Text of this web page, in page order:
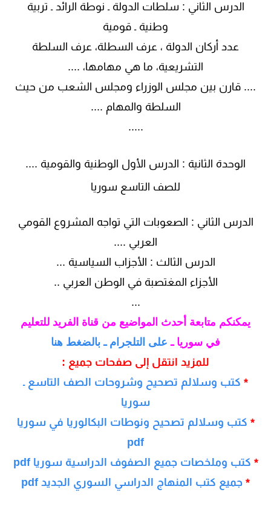
الدرس الثاني : سلطات الدولة ـ نوطة الرائد ـ تربية
وطنية ـ قومية
عدد أركان الدولة ، عرف السطلة، عرف السلطة
التشريعية، ما هي مهامها، ....
.... قارن بين مجلس الوزراء ومجلس الشعب من حيث
السلطة والمهام ....
.....
الوحدة الثانية : الدرس الأول الوطنية والقومية ....
للصف التاسع سوريا
الدرس الثاني : الصعوبات التي تواجه المشروع القومي
العربي ....
الدرس الثالث : الأجزاب السياسية ...
الأجزاء المغتصبة في الوطن العربي ..
...
يمكنكم متابعة أحدث المواضيع من قناة الفريد للتعليم
في سوريا ـ على التلجرام ـ بالضغط هنا
للمزيد انتقل إلى صفحات جميع :
* كتب وسلالم تصحيح وشروحات الصف التاسع ـ
سوريا
* كتب وسلالم تصحيح ونوطات البكالوريا في سوريا
pdf
* كتب وملخصات جميع الصفوف الدراسية سوريا pdf
* جميع كتب المنهاج الدراسي السوري الجديد pdf